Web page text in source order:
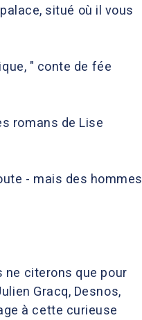
situé où il vous
" conte de fée
romans de Lise
- mais des hommes
ne citerons que pour
Gracq, Desnos,
à cette curieuse